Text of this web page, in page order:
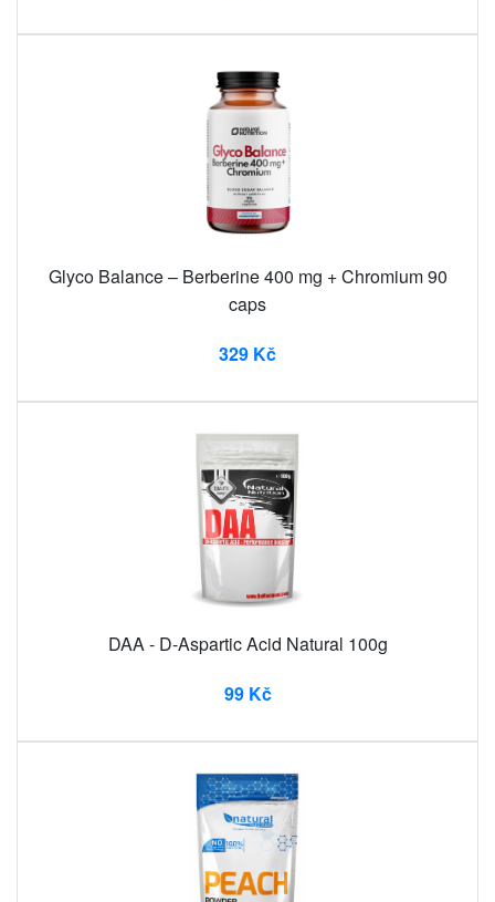
Glyco Balance – Berberine 400 mg + Chromium 90
caps
329 Kč
DAA - D-Aspartic Acid Natural 100g
99 Kč